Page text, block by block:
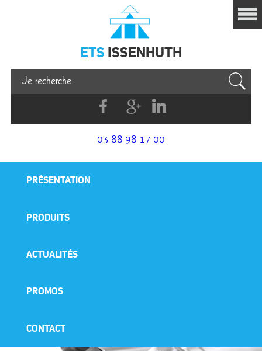
Issenhuth
ETS ISSENHUTH
FacebookG+
Linkedin
03 88 98 17 00
PRÉSENTATION
PRODUITS
ACTUALITÉS
PROMOS
CONTACT